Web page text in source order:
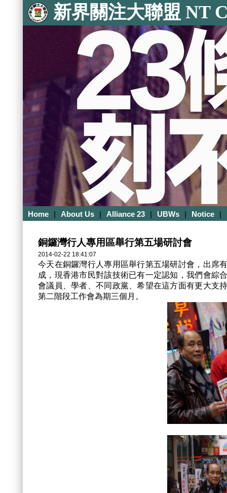
新界關注大聯盟 NT
Home | About Us | Alliance 23 | UBWs | Notice |
銅鑼灣行人專用區舉行第五場研討會
2014-02-22 18:41:07
今天在銅鑼灣行人專用區舉行第五場研討會，出席
成，現香港市民對該技術已有一定認知，我們會綜
會議員、學者、不同政黨、希望在這方面有更大支
第二階段工作會為期三個月。